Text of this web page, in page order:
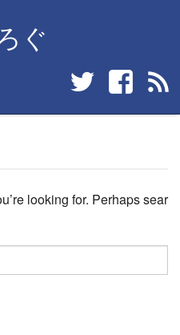
ぐ
looking for. Perhaps sear